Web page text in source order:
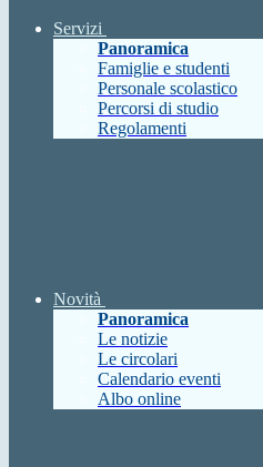
Servizi
Panoramica
Famiglie e studenti
Personale scolastico
Percorsi di studio
Regolamenti
Novità
Panoramica
Le notizie
Le circolari
Calendario eventi
Albo online